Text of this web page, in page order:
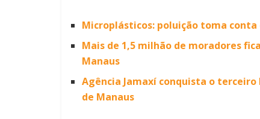
Microplásticos: poluição toma
Mais de 1,5 milhão de moradores
Manaus
Agência Jamaxí conquista o
de Manaus